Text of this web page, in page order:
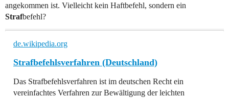
angekommen ist. Vielleicht kein Haftbefehl, sondern ein
Strafbefehl?
de.wikipedia.org
Strafbefehlsverfahren (Deutschland)
Das Strafbefehlsverfahren ist im deutschen Recht ein
vereinfachtes Verfahren zur Bewältigung der leichten